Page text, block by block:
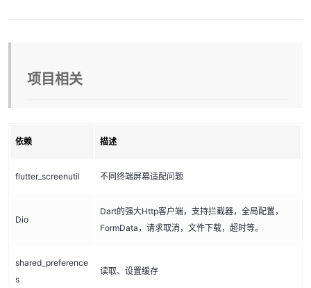
项目相关
依赖 描述
flutter_screenutil 不同终端屏幕适配问题
Dio
Dart的强大Http客户端，支持拦截器，全局配置，
FormData，请求取消，文件下载，超时等。
shared_preference
s
读取、设置缓存